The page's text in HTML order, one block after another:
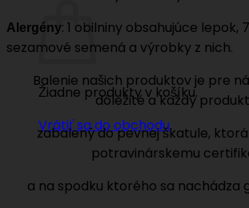
Žiadne produkty v košíku.
Vrátiť sa do obchodu
Alergény: 1 obilniny obsahujúce lepok, 7
sezamové semená a výrobky z nich.
Balenie našich produktov je pre
dôležité a každý
zabalený do pevnej škatule,
potravinárskemu
a na spodku ktorého sa nachádza